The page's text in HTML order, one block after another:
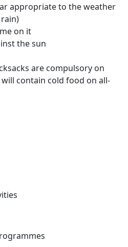
appropriate to the weather
on it
the sun
are compulsory on
contain cold food on all-